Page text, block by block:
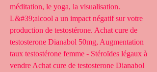
méditation, le yoga, la visualisation.
L&#39;alcool a un impact négatif sur votre
production de testostérone. Achat cure de
testosterone Dianabol 50mg, Augmentation
taux testostérone femme - Stéroïdes légaux à
vendre Achat cure de testosterone Dianabol